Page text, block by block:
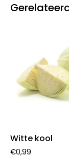
Witte kool
€0,99